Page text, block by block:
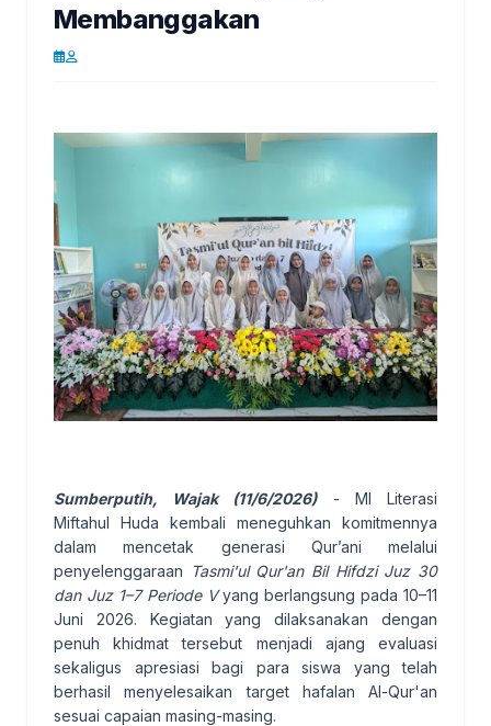
Membanggakan
Sumberputih, Wajak(11/6/2026)- MI Literasi
Miftahul Huda kembali meneguhkan komitmennya
dalam mencetak generasi Qur’ani melalui
penyelenggaraan
Tasmi'ul Qur'an Bil Hifdzi Juz 30
dan Juz 1–7 Periode Vyang berlangsung pada 10–11
Juni 2026. Kegiatan yang dilaksanakan dengan
penuh khidmat tersebut menjadi ajang evaluasi
sekaligus apresiasi bagi para siswa yang telah
berhasil menyelesaikan target hafalan Al-Qur'an
sesuai capaian masing-masing.